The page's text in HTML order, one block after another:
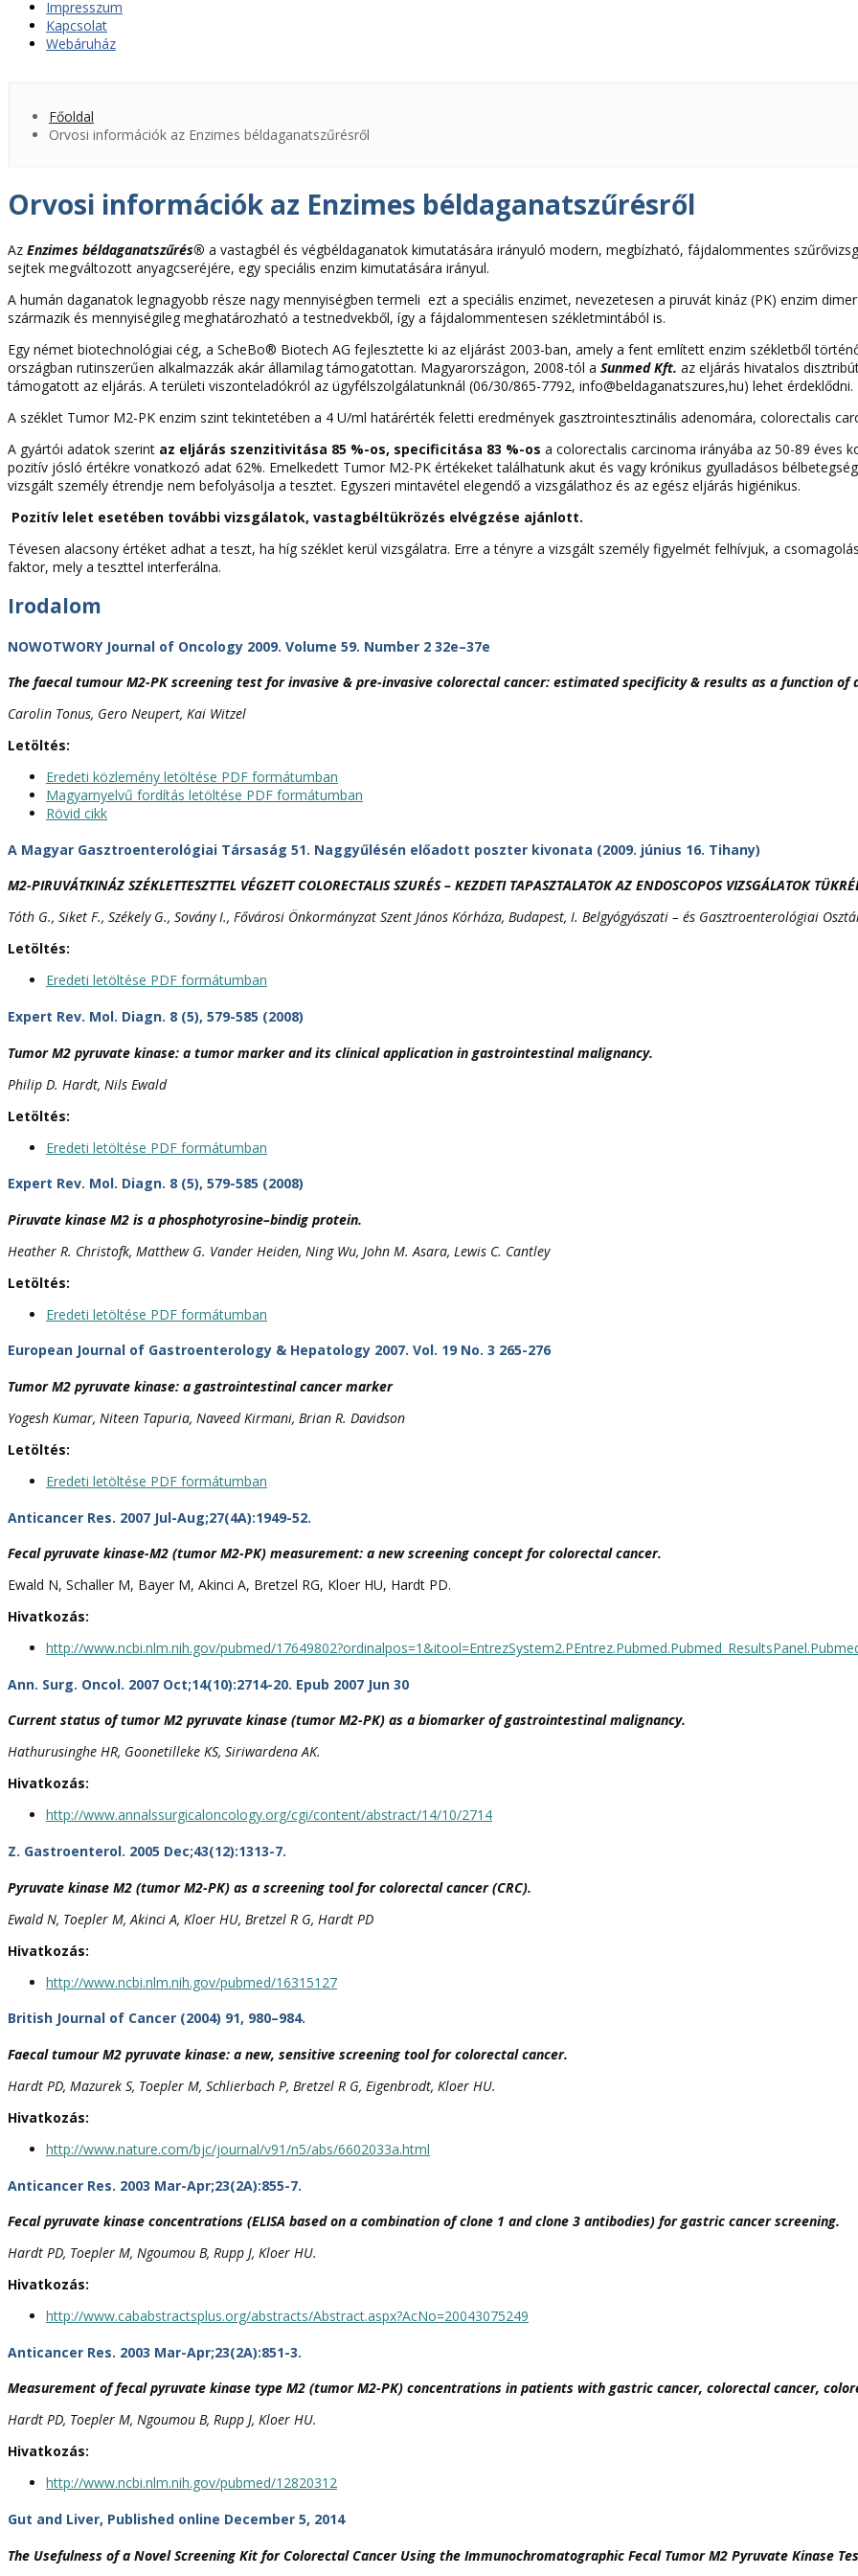
Impresszum
Kapcsolat
Webáruház
Főoldal
Orvosi információk az Enzimes béldaganatszűrésről
Orvosi információk az Enzimes béldaganatszűrésről
Az Enzimes béldaganatszűrés® a vastagbél és végbéldaganatok kimutatására irányuló modern, megbízható, fájdalommentes
sejtek megváltozott anyagcseréjére, egy speciális enzim kimutatására irányul.
A humán daganatok legnagyobb része nagy mennyiségben termeli ezt a speciális enzimet, nevezetesen a piruvát kináz (PK) enzim
származik és mennyiségileg meghatározható a testnedvekből, így a fájdalommentesen székletmintából is.
Egy német biotechnológiai cég, a ScheBo® Biotech AG fejlesztette ki az eljárást 2003-ban, amely a fent említett enzim székletből
országban rutinszerűen alkalmazzák akár államilag támogatottan. Magyarországon, 2008-tól a Sunmed Kft. az eljárás hivatalos
támogatott az eljárás. A területi viszonteladókról az ügyfélszolgálatunknál (06/30/865-7792, info@beldaganatszures,hu) lehet érdeklődni.
A széklet Tumor M2-PK enzim szint tekintetében a 4 U/ml határérték feletti eredmények gasztrointesztinális adenomára, colorectalis
A gyártói adatok szerint az eljárás szenzitivitása 85 %-os, specificitása 83 %-os a colorectalis carcinoma irányába az 50-89 éves
pozitív jósló értékre vonatkozó adat 62%. Emelkedett Tumor M2-PK értékeket találhatunk akut és vagy krónikus gyulladásos
vizsgált személy étrendje nem befolyásolja a tesztet. Egyszeri mintavétel elegendő a vizsgálathoz és az egész eljárás higiénikus.
Pozitív lelet esetében további vizsgálatok, vastagbéltükrözés elvégzése ajánlott.
Tévesen alacsony értéket adhat a teszt, ha híg széklet kerül vizsgálatra. Erre a tényre a vizsgált személy figyelmét felhívjuk, a
faktor, mely a teszttel interferálna.
Irodalom
NOWOTWORY Journal of Oncology 2009. Volume 59. Number 2 32e–37e
The faecal tumour M2-PK screening test for invasive & pre-invasive colorectal cancer: estimated specificity & results as a function
Carolin Tonus, Gero Neupert, Kai Witzel
Letöltés:
Eredeti közlemény letöltése PDF formátumban
Magyarnyelvű fordítás letöltése PDF formátumban
Rövid cikk
A Magyar Gasztroenterológiai Társaság 51. Naggyűlésén előadott poszter kivonata (2009. június 16. Tihany)
M2-PIRUVÁTKINÁZ SZÉKLETTESZTTEL VÉGZETT COLORECTALIS SZURÉS – KEZDETI TAPASZTALATOK AZ ENDOSCOPOS VIZSGÁLATOK
Tóth G., Siket F., Székely G., Sovány I., Fővárosi Önkormányzat Szent János Kórháza, Budapest, I. Belgyógyászati – és Gasztroenterológiai
Letöltés:
Eredeti letöltése PDF formátumban
Expert Rev. Mol. Diagn. 8 (5), 579-585 (2008)
Tumor M2 pyruvate kinase: a tumor marker and its clinical application in gastrointestinal malignancy.
Philip D. Hardt, Nils Ewald
Letöltés:
Eredeti letöltése PDF formátumban
Expert Rev. Mol. Diagn. 8 (5), 579-585 (2008)
Piruvate kinase M2 is a phosphotyrosine–bindig protein.
Heather R. Christofk, Matthew G. Vander Heiden, Ning Wu, John M. Asara, Lewis C. Cantley
Letöltés:
Eredeti letöltése PDF formátumban
European Journal of Gastroenterology & Hepatology 2007. Vol. 19 No. 3 265-276
Tumor M2 pyruvate kinase: a gastrointestinal cancer marker
Yogesh Kumar, Niteen Tapuria, Naveed Kirmani, Brian R. Davidson
Letöltés:
Eredeti letöltése PDF formátumban
Anticancer Res. 2007 Jul-Aug;27(4A):1949-52.
Fecal pyruvate kinase-M2 (tumor M2-PK) measurement: a new screening concept for colorectal cancer.
Ewald N, Schaller M, Bayer M, Akinci A, Bretzel RG, Kloer HU, Hardt PD.
Hivatkozás:
http://www.ncbi.nlm.nih.gov/pubmed/
Ann. Surg. Oncol. 2007 Oct;14(10):2714-20. Epub 2007 Jun 30
Current status of tumor M2 pyruvate kinase (tumor M2-PK) as a biomarker of gastrointestinal malignancy.
Hathurusinghe HR, Goonetilleke KS, Siriwardena AK.
Hivatkozás:
http://www.annalssurgicaloncology.org/cgi/content/abstract/14/10/2714
Z. Gastroenterol. 2005 Dec;43(12):1313-7.
Pyruvate kinase M2 (tumor M2-PK) as a screening tool for colorectal cancer (CRC).
Ewald N, Toepler M, Akinci A, Kloer HU, Bretzel R G, Hardt PD
Hivatkozás:
http://www.ncbi.nlm.nih.gov/pubmed/16315127
British Journal of Cancer (2004) 91, 980–984.
Faecal tumour M2 pyruvate kinase: a new, sensitive screening tool for colorectal cancer.
Hardt PD, Mazurek S, Toepler M, Schlierbach P, Bretzel R G, Eigenbrodt, Kloer HU.
Hivatkozás:
http://www.nature.com/bjc/journal/v91/n5/abs/6602033a.html
Anticancer Res. 2003 Mar-Apr;23(2A):855-7.
Fecal pyruvate kinase concentrations (ELISA based on a combination of clone 1 and clone 3 antibodies) for gastric cancer screening.
Hardt PD, Toepler M, Ngoumou B, Rupp J, Kloer HU.
Hivatkozás:
http://www.cababstractsplus.org/abstracts/Abstract.aspx?AcNo=20043075249
Anticancer Res. 2003 Mar-Apr;23(2A):851-3.
Measurement of fecal pyruvate kinase type M2 (tumor M2-PK) concentrations in patients with gastric cancer, colorectal cancer,
Hardt PD, Toepler M, Ngoumou B, Rupp J, Kloer HU.
Hivatkozás:
http://www.ncbi.nlm.nih.gov/pubmed/12820312
Gut and Liver, Published online December 5, 2014
The Usefulness of a Novel Screening Kit for Colorectal Cancer Using the Immunochromatographic Fecal Tumor M2 Pyruvate Kinase